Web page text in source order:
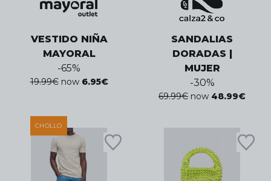
VESTIDO NIÑA
MAYORAL
-65%
19.99€ now 6.95€
SANDALIAS
DORADAS |
MUJER
-30%
69.99€ now 48.99€
CHOLLO